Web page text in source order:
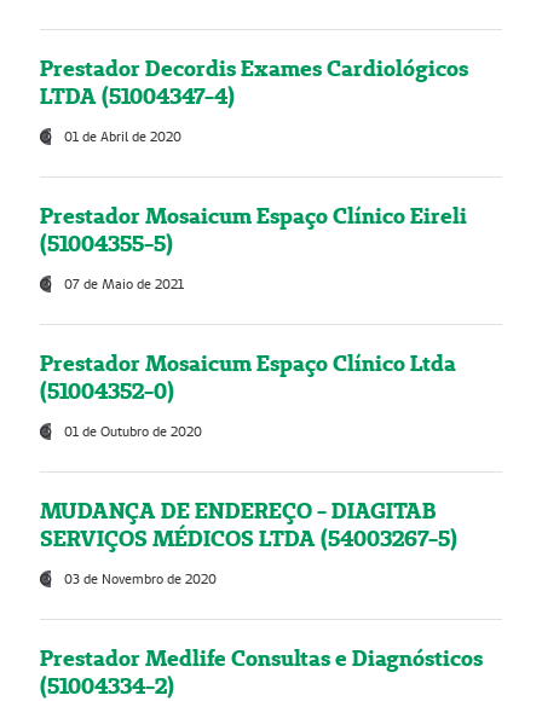
Prestador Decordis Exames Cardiológicos
LTDA (51004347-4)
01 de Abril de 2020
Prestador Mosaicum Espaço Clínico Eireli
(51004355-5)
07 de Maio de 2021
Prestador Mosaicum Espaço Clínico Ltda
(51004352-0)
01 de Outubro de 2020
MUDANÇA DE ENDEREÇO - DIAGITAB
SERVIÇOS MÉDICOS LTDA (54003267-5)
03 de Novembro de 2020
Prestador Medlife Consultas e Diagnósticos
(51004334-2)